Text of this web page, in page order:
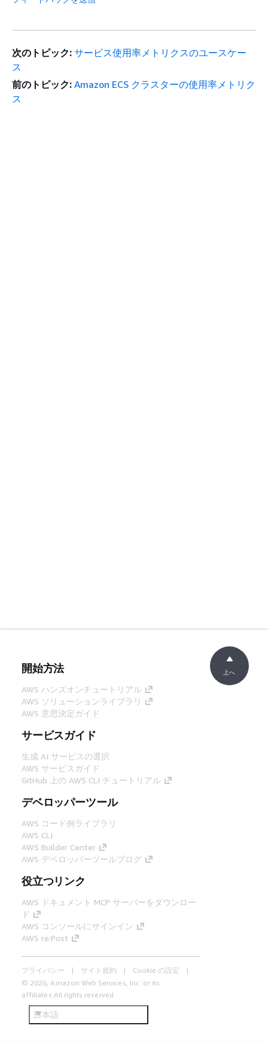
次のトピック: サービス使用率メトリクスのユースケー
ス
前のトピック: Amazon ECS クラスターの使用率メトリク
ス
開始方法
AWS ハンズオンチュートリアル
AWS ソリューションライブラリ
AWS 意思決定ガイド
サービスガイド
生成 AI サービスの選択
AWS サービスガイド
GitHub 上の AWS CLI チュートリアル
デベロッパーツール
AWS コード例ライブラリ
AWS CLI
AWS Builder Center
AWS デベロッパーツールブログ
役立つリンク
AWS ドキュメント MCP サーバーをダウンロー
ド
AWS コンソールにサインイン
AWS re:Post
プライバシー サイト規約
Cookie の設定
© 2026, Amazon Web Services, Inc. or its
affiliates.All rights reserved.
日本語
上へ